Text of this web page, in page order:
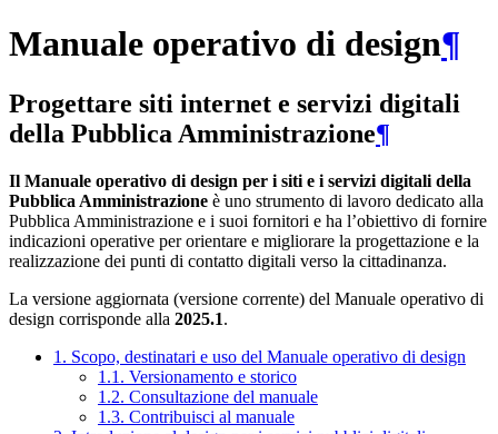
Manuale operativo di design¶
Progettare siti internet e servizi digitali
della Pubblica Amministrazione¶
Il Manuale operativo di design per i siti e i servizi digitali della
Pubblica Amministrazione è uno strumento di lavoro dedicato alla
Pubblica Amministrazione e i suoi fornitori e ha l’obiettivo di fornire
indicazioni operative per orientare e migliorare la progettazione e la
realizzazione dei punti di contatto digitali verso la cittadinanza.
La versione aggiornata (versione corrente) del Manuale operativo di
design corrisponde alla 2025.1.
1. Scopo, destinatari e uso del Manuale operativo di design
1.1. Versionamento e storico
1.2. Consultazione del manuale
1.3. Contribuisci al manuale